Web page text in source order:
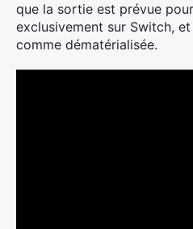
que la sortie est prévue pour
exclusivement sur Switch,
comme dématérialisée.